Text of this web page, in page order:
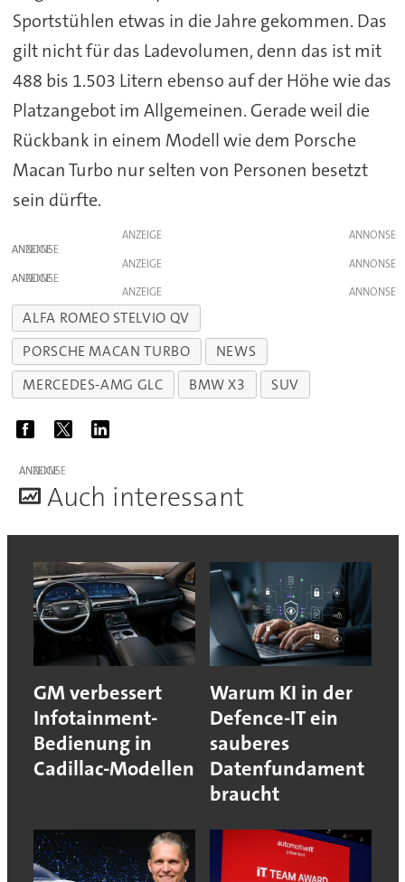
Sportstühlen etwas in die Jahre gekommen. Das
gilt nicht für das Ladevolumen, denn das ist mit
488 bis 1.503 Litern ebenso auf der Höhe wie das
Platzangebot im Allgemeinen. Gerade weil die
Rückbank in einem Modell wie dem Porsche
Macan Turbo nur selten von Personen besetzt
sein dürfte.
ANZEIGE
ANZEIGE
ANZEIGE
ANZEIGE
ANZEIGE
ALFA ROMEO STELVIO QV
PORSCHE MACAN TURBO
NEWS
MERCEDES-AMG GLC
BMW X3 SUV
ANZEIGE
Auch interessant
GM verbessert
Infotainment-
Bedienung in
Cadillac-Modellen
Warum KI in der
Defence-IT ein
sauberes
Datenfundament
braucht